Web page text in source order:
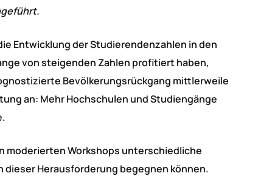
Entwicklung der Studierendenzahlen in den
von steigenden Zahlen profitiert haben,
Bevölkerungsrückgang mittlerweile
an: Mehr Hochschulen und Studiengänge
moderierten Workshops unterschiedliche
Herausforderung begegnen können.